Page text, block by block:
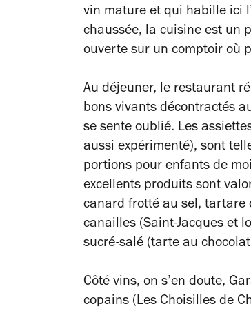
vin mature et qui habille ici
chaussée, la cuisine est un
ouverte sur un comptoir où
Au déjeuner, le restaurant
bons vivants décontractés
se sente oublié. Les
aussi expérimenté), sont
portions pour enfants de
excellents produits sont
canard frotté au sel,
canailles (Saint-Jacques et
sucré-salé (tarte au
Côté vins, on s’en doute,
copains (Les Choisilles de